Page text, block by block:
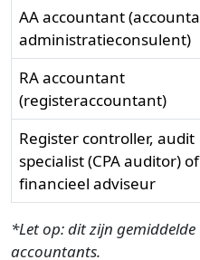
AA accountant
administratieconsulent)
RA accountant
(registeraccountant)
Register controller, audit
specialist (CPA auditor) of
financieel adviseur
*Let op: dit zijn
accountants.